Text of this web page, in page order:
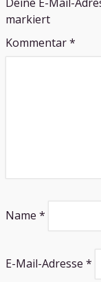
markiert
Kommentar*
Name *
E-Mail-Adresse *